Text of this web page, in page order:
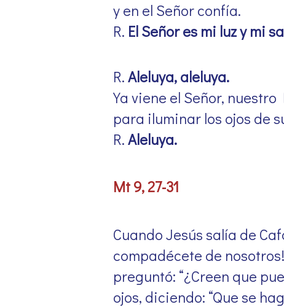
y en el Señor confía.
R. El Señor es mi luz y mi
R.Aleluya, aleluya.
Ya viene el Señor,
para iluminar los ojos de
R.Aleluya.
Mt 9, 27-31
Cuando Jesús salía de
compadécete de
preguntó: “¿Creen que
ojos, diciendo: “Que se